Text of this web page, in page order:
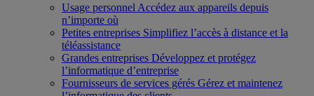
Usage personnel Accédez aux appareils depuis
n’importe où
Petites entreprises Simplifiez l’accès à distance et la
téléassistance
Grandes entreprises Développez et protégez
l’informatique d’entreprise
Fournisseurs de services gérés Gérez et maintenez